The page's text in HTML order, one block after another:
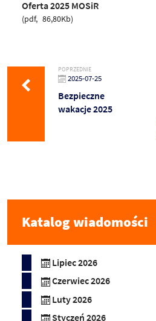
Oferta 2025 MOSiR
pdf 86,80Kb
POPRZEDNIE
2025-07-25
Bezpieczne
wakacje 2025
Katalog wiadomości
Lipiec 2026
Czerwiec 2026
Luty 2026
Styczeń 2026